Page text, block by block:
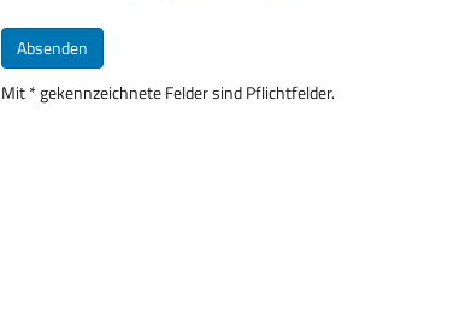
Mit * gekennzeichnete Felder sind Pflichtfelder.